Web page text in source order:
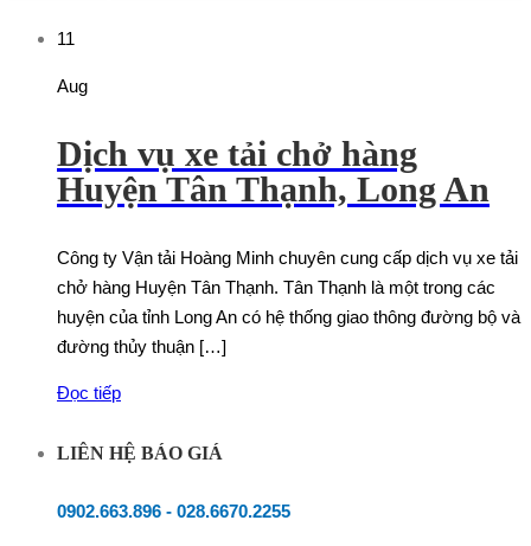
11
Aug
Dịch vụ xe tải chở hàng
Huyện Tân Thạnh, Long An
Công ty Vận tải Hoàng Minh chuyên cung cấp dịch vụ xe tải
chở hàng Huyện Tân Thạnh. Tân Thạnh là một trong các
huyện của tỉnh Long An có hệ thống giao thông đường bộ và
đường thủy thuận […]
Đọc tiếp
LIÊN HỆ BÁO GIÁ
0902.663.896 - 028.6670.2255